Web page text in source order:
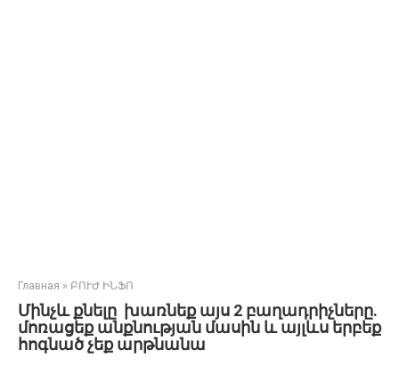
Главная » ԲՈՒԺ ԻՆՖՈ
Մինչև քնելը խառնեք այս 2 բաղադրիչները.
մոռացեք անքնության մասին և այլևս երբեք
հոգնած չեք արթնանա